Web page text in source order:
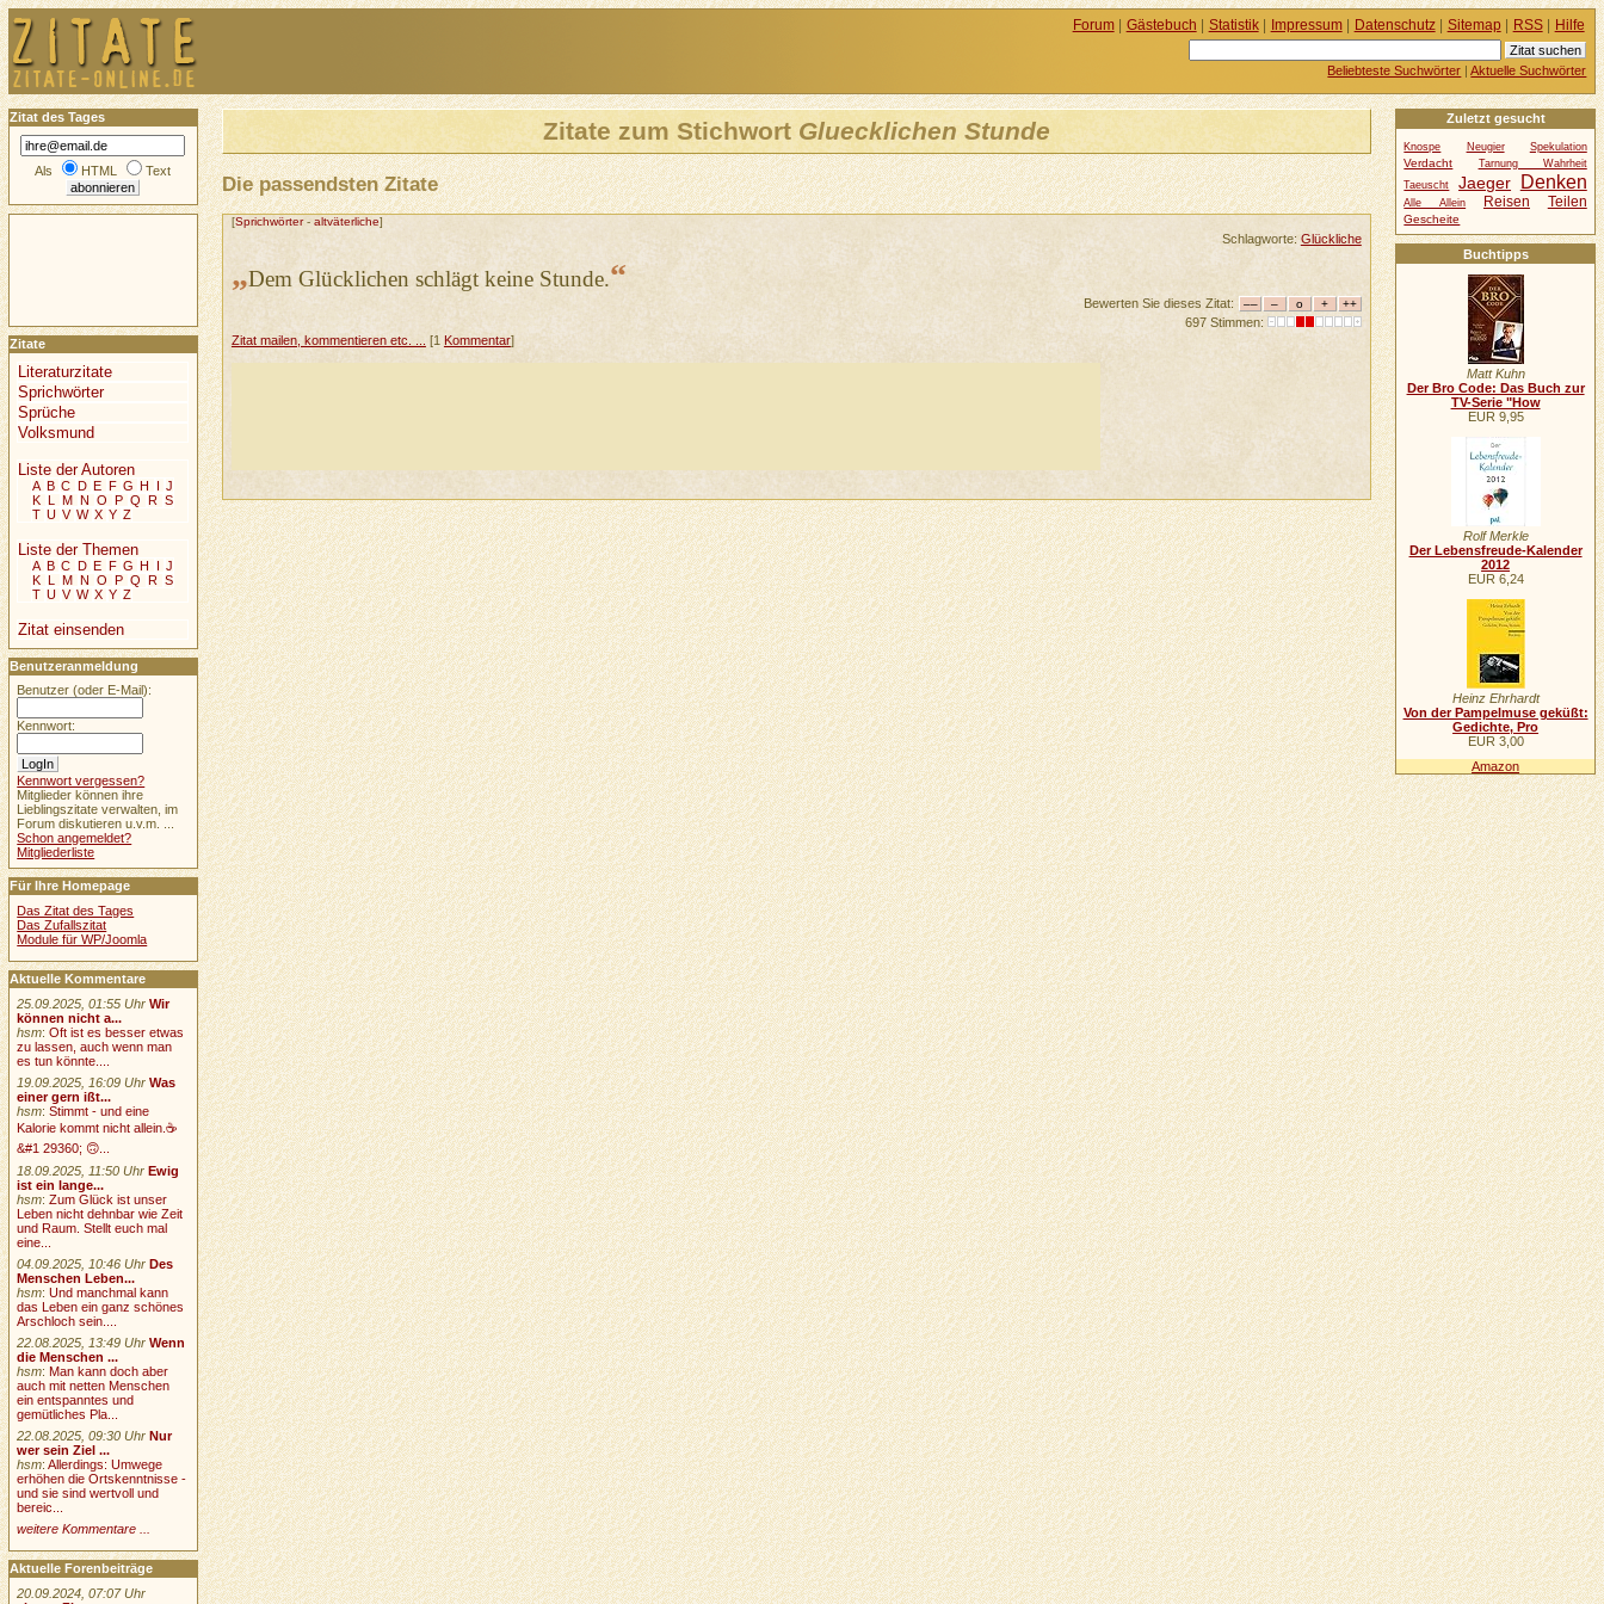
Zitate zum Stichwort Gluecklichen Stunde
Die passendsten Zitate
[Sprichwörter- altväterliche]
Schlagworte: Glückliche
„Dem Glücklichen schlägt keine Stunde.“
Bewerten Sie dieses Zitat:
697 Stimmen:
Zitat mailen, kommentieren etc. ...
[1 Kommentar]
Zuletzt gesucht
Knospe Neugier Spekulation
Verdacht
Tarnung Wahrheit
Taeuscht
Jaeger Denken
Alle Allein Reisen Teilen
Gescheite
Buchtipps
Matt Kuhn
Der Bro Code: Das Buch zur
TV-Serie "How
EUR 9,95
Rolf Merkle
Der Lebensfreude-Kalender
2012
EUR 6,24
Heinz Ehrhardt
Von der Pampelmuse geküßt:
Gedichte, Pro
EUR 3,00
Amazon
Zitat des Tages
Als HTML Text
Zitate
Literaturzitate
Sprichwörter
Sprüche
Volksmund
Liste der Autoren
A B C D E F G H I J
K L M N O P Q R S
T U V W X Y Z
Liste der Themen
A B C D E F G H I J
K L M N O P Q R S
T U V W X Y Z
Zitat einsenden
Benutzeranmeldung
Benutzer (oder E-Mail):
Kennwort:
Kennwort vergessen?
Mitglieder können ihre
Lieblingszitate verwalten, im
Forum diskutieren u.v.m. ...
Schon angemeldet?
Mitgliederliste
Für Ihre Homepage
Das Zitat des Tages
Das Zufallszitat
Module für WP/Joomla
Aktuelle Kommentare
25.09.2025, 01:55 Uhr Wir
können nicht a...
hsm:Oft ist es besser etwas
zu lassen, auch wenn man
es tun könnte....
19.09.2025, 16:09 Uhr Was
einer gern ißt...
hsm:Stimmt - und eine
Kalorie kommt nicht allein.☕
&#1 29360; 🙃...
18.09.2025, 11:50 Uhr Ewig
ist ein lange...
hsm:Zum Glück ist unser
Leben nicht dehnbar wie Zeit
und Raum. Stellt euch mal
eine...
04.09.2025, 10:46 Uhr Des
Menschen Leben...
hsm:Und manchmal kann
das Leben ein ganz schönes
Arschloch sein....
22.08.2025, 13:49 Uhr Wenn
die Menschen ...
hsm:Man kann doch aber
auch mit netten Menschen
ein entspanntes und
gemütliches Pla...
22.08.2025, 09:30 Uhr Nur
wer sein Ziel ...
hsm:Allerdings: Umwege
erhöhen die Ortskenntnisse -
und sie sind wertvoll und
bereic...
weitere Kommentare ...
Aktuelle Forenbeiträge
20.09.2024, 07:07 Uhr
Forum| Gästebuch | Statistik| Impressum| Datenschutz| Sitemap| RSS| Hilfe
Beliebteste Suchwörter |Aktuelle Suchwörter